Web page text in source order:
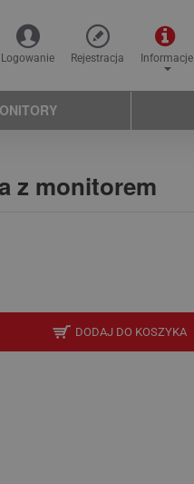
Logowanie Rejestracja Informacje
z monitorem
DODAJ DO KOSZYKA